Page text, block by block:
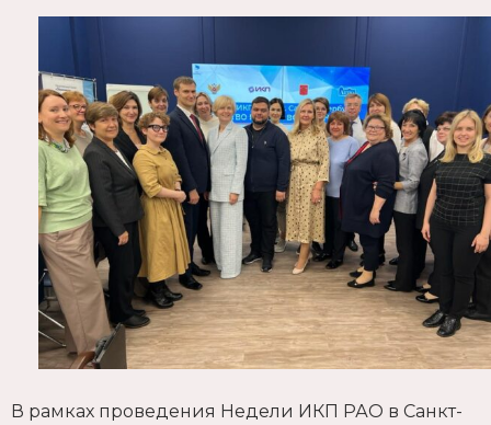
В рамках проведения Недели ИКП РАО в Санкт-